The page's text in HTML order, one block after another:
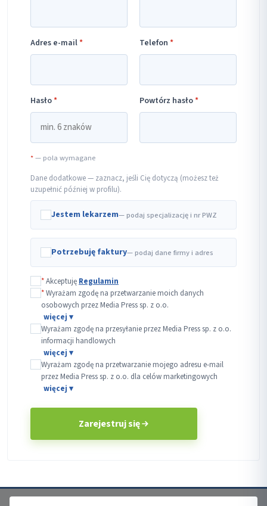
Adres e-mail* Telefon *
Hasło* Powtórz hasło*
*— pola wymagane
Dane dodatkowe — zaznacz, jeśli Cię dotyczą (możesz też
uzupełnić później w profilu).
Jestem lekarzem— podaj specjalizację i nr PWZ
Potrzebuję faktury— podaj dane firmy i adres
*Akceptuję Regulamin
*Wyrażam zgodę na przetwarzanie moich danych
osobowych przez Media Press sp. z o.o.
Wyrażam zgodę na przesyłanie przez Media Press sp. z o.o.
informacji handlowych
Wyrażam zgodę na przetwarzanie mojego adresu e-mail
przez Media Press sp. z o.o. dla celów marketingowych
Zarejestruj się